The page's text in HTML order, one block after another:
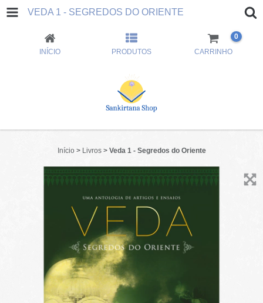
VEDA 1 - SEGREDOS DO ORIENTE
INÍCIO PRODUTOS CARRINHO
0
Início > Livros > Veda 1 - Segredos do Oriente